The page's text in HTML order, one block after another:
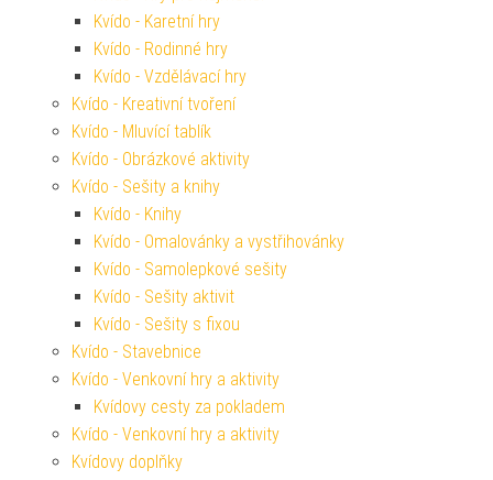
Kvído - Karetní hry
Kvído - Rodinné hry
Kvído - Vzdělávací hry
Kvído - Kreativní tvoření
Kvído - Mluvící tablík
Kvído - Obrázkové aktivity
Kvído - Sešity a knihy
Kvído - Knihy
Kvído - Omalovánky a vystřihovánky
Kvído - Samolepkové sešity
Kvído - Sešity aktivit
Kvído - Sešity s fixou
Kvído - Stavebnice
Kvído - Venkovní hry a aktivity
Kvídovy cesty za pokladem
Kvído - Venkovní hry a aktivity
Kvídovy doplňky